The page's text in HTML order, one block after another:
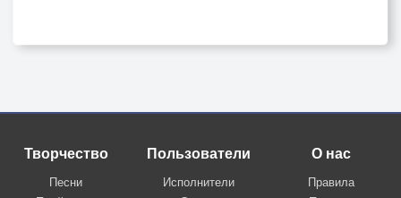
Творчество
Песни
Пользователи
Исполнители
О нас
Правила